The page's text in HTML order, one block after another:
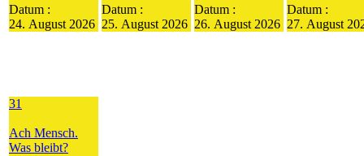
Datum :
24. August 2026
Datum :
25. August 2026
Datum :
26. August 2026
Datum :
27. August
31
Ach Mensch.
Was bleibt?